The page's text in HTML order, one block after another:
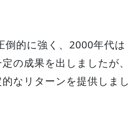
倒的に強く、2000年代は
の成果を出しましたが、
なリターンを提供しまし